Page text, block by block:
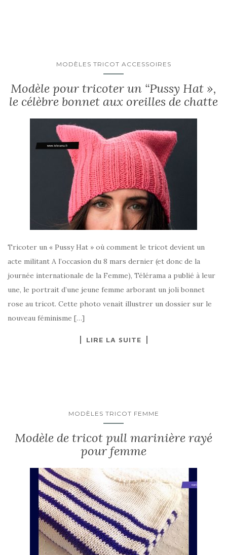
MODÈLES TRICOT ACCESSOIRES
Modèle pour tricoter un “Pussy Hat »,
le célèbre bonnet aux oreilles de chatte
Tricoter un « Pussy Hat » où comment le tricot devient un
acte militant A l’occasion du 8 mars dernier (et donc de la
journée internationale de la Femme), Télérama a publié à leur
une, le portrait d’une jeune femme arborant un joli bonnet
rose au tricot. Cette photo venait illustrer un dossier sur le
nouveau féminisme […]
LIRE LA SUITE
MODÈLES TRICOT FEMME
Modèle de tricot pull marinière rayé
pour femme